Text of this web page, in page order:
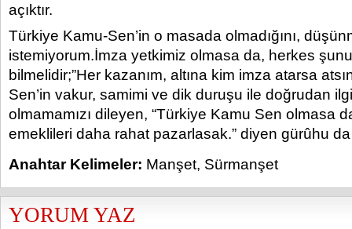
açıktır.
Türkiye Kamu-Sen’in o masada olmadığını,
istemiyorum.İmza yetkimiz olmasa da, herkes
bilmelidir;”Her kazanım, altına kim imza atarsa
Sen’in vakur, samimi ve dik duruşu ile doğrudan
olmamamızı dileyen, “Türkiye Kamu Sen olmasa
emeklileri daha rahat pazarlasak.” diyen gürûhu da
Anahtar Kelimeler: Manşet, Sürmanşet
YORUM YAZ